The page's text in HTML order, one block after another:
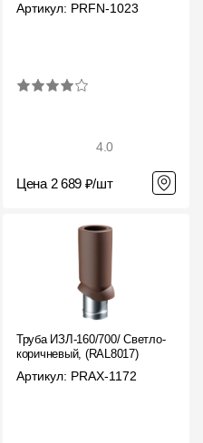
Артикул: PRFN-1023
4.0
Цена 2 689 ₽/шт
Труба ИЗЛ-160/700/ Светло-
коричневый, (RAL8017)
Артикул: PRAX-1172